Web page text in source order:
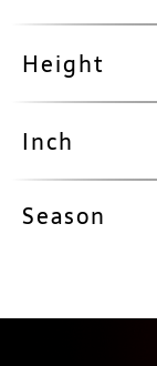
Height
Inch
Season